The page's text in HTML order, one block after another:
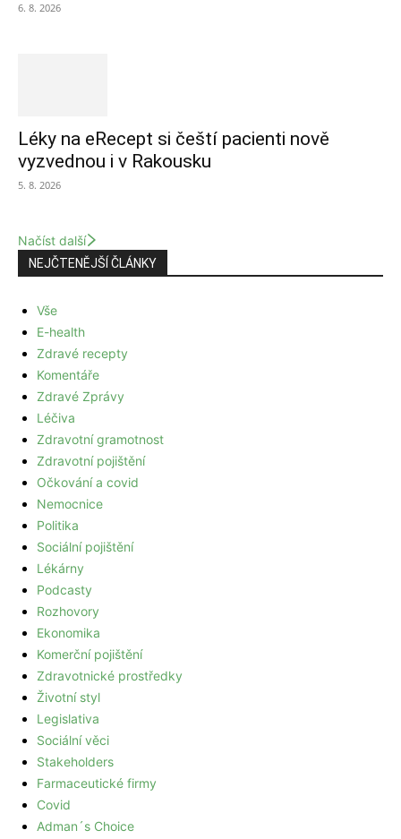
6. 8. 2026
Léky na eRecept si čeští pacienti nově
vyzvednou i v Rakousku
5. 8. 2026
Načíst další
NEJČTENĚJŠÍ ČLÁNKY
Vše
E-health
Zdravé recepty
Komentáře
Zdravé Zprávy
Léčiva
Zdravotní gramotnost
Zdravotní pojištění
Očkování a covid
Nemocnice
Politika
Sociální pojištění
Lékárny
Podcasty
Rozhovory
Ekonomika
Komerční pojištění
Zdravotnické prostředky
Životní styl
Legislativa
Sociální věci
Stakeholders
Farmaceutické firmy
Covid
Adman´s Choice